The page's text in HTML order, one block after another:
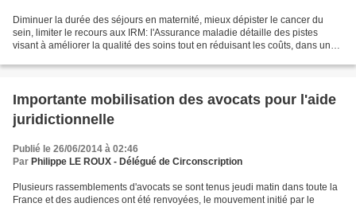
Diminuer la durée des séjours en maternité, mieux dépister le cancer du
sein, limiter le recours aux IRM: l'Assurance maladie détaille des pistes
visant à améliorer la qualité des soins tout en réduisant les coûts, dans un
Importante mobilisation des avocats pour l'aide
juridictionnelle
Publié le 26/06/2014 à 02:46
Par Philippe LE ROUX - Délégué de Circonscription
Plusieurs rassemblements d'avocats se sont tenus jeudi matin dans toute la
France et des audiences ont été renvoyées, le mouvement initié par le